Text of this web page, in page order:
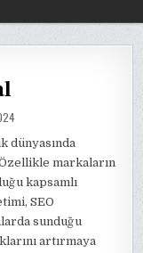
dünyasında
markaların
kapsamlı
SEO
sunduğu
artırmaya